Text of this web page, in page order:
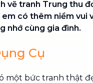
vẽ tranh Trung thu
có thêm niềm vui
nhớ cùng gia đình.
Cụ
một bức tranh thật